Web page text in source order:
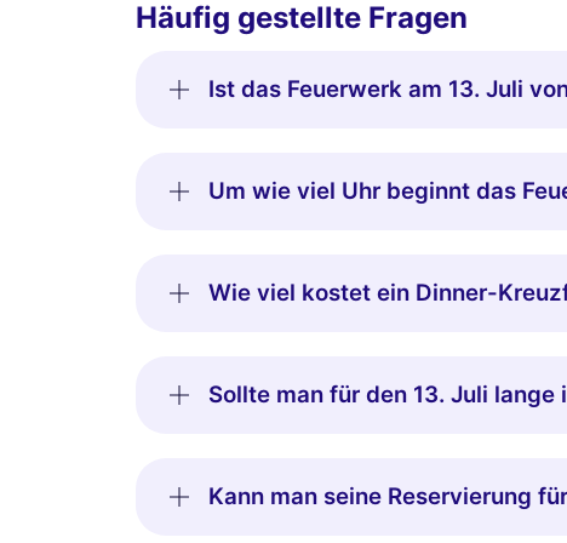
Häufig gestellte Fragen
Ist das Feuerwerk am 13. Juli
Um wie viel Uhr beginnt das
Wie viel kostet ein Dinner-
Sollte man für den 13. Juli lange
Kann man seine Reservierung